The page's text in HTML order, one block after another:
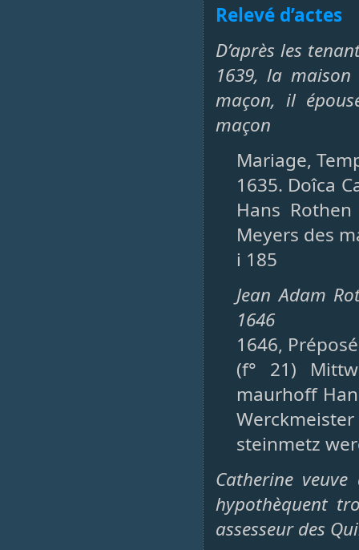
Relevé d’actes
D’après les
1639, la
maçon, il
maçon
Mariage,
1635. Doîca
Hans
Meyers des
i 185
Jean Adam
1646
1646,
(f° 21)
maurhoff
steinmetz
Catherine
hypothèquent
assesseur des